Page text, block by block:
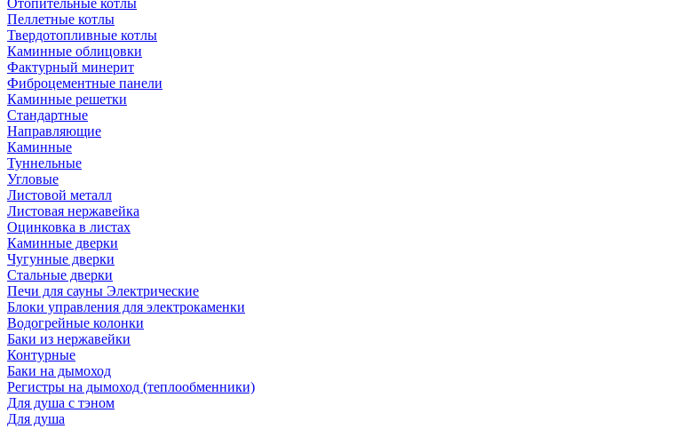
Отопительные котлы
Пеллетные котлы
Твердотопливные котлы
Каминные облицовки
Фактурный минерит
Фиброцементные панели
Каминные решетки
Стандартные
Направляющие
Каминные
Туннельные
Угловые
Листовой металл
Листовая нержавейка
Оцинковка в листах
Каминные дверки
Чугунные дверки
Стальные дверки
Печи для сауны Электрические
Блоки управления для электрокаменки
Водогрейные колонки
Баки из нержавейки
Контурные
Баки на дымоход
Регистры на дымоход (теплообменники)
Для душа с тэном
Для душа